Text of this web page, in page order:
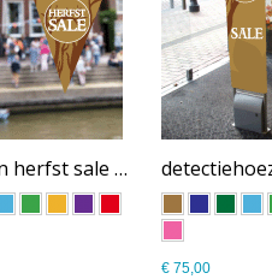
vlaggenlijnen herfst sale PM-017
€ 75,00